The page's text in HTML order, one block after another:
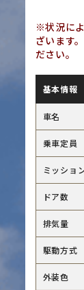
※状況に
ざいます
ださい。
基本情報
車名
乗車定員
ミッショ
ドア数
排気量
駆動方式
外装色